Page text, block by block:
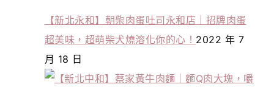
【新北永和】朝柴肉蛋吐司永和店｜招牌肉蛋
超美味，超萌柴犬燒溶化你的心！ 2022 年 7
月 18 日